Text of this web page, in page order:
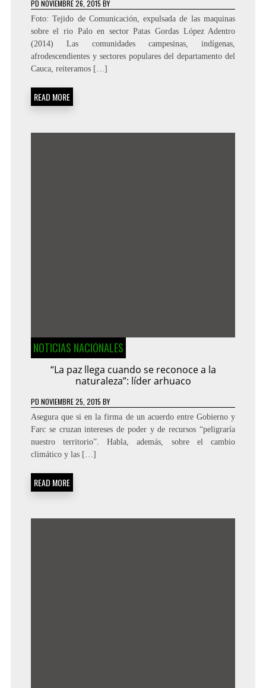
PD NOVIEMBRE 26, 2015 BY
Foto: Tejido de Comunicación, expulsada de las maquinas
sobre el rio Palo en sector Patas Gordas López Adentro
(2014) Las comunidades campesinas, indígenas,
afrodescendientes y sectores populares del departamento del
Cauca, reiteramos […]
READ MORE
NOTICIAS NACIONALES
“La paz llega cuando se reconoce a la
naturaleza”: líder arhuaco
PD NOVIEMBRE 25, 2015 BY
Asegura que si en la firma de un acuerdo entre Gobierno y
Farc se cruzan intereses de poder y de recursos “peligraría
nuestro territorio”. Habla, además, sobre el cambio
climático y las […]
READ MORE